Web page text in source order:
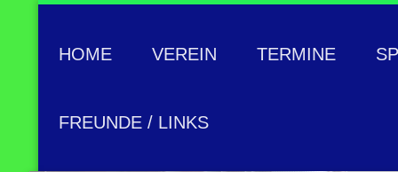
HOME VEREIN TERMINE
FREUNDE / LINKS